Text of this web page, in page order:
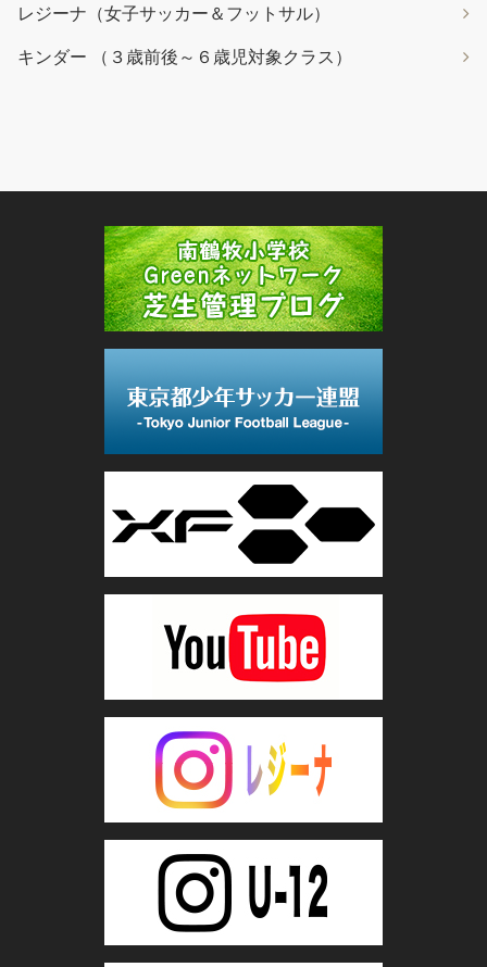
レジーナ（女子サッカー＆フットサル）
キンダー （３歳前後～６歳児対象クラス）